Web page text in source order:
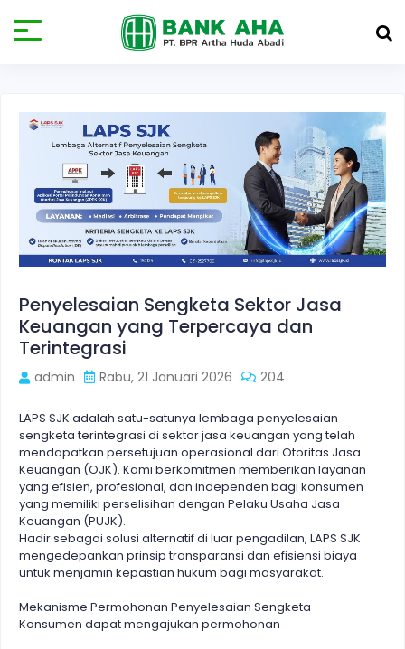
Penyelesaian Sengketa Sektor Jasa
Keuangan yang Terpercaya dan
Terintegrasi
admin Rabu, 21 Januari 2026 204
LAPS SJK adalah satu-satunya lembaga penyelesaian
sengketa terintegrasi di sektor jasa keuangan yang telah
mendapatkan persetujuan operasional dari Otoritas Jasa
Keuangan (OJK). Kami berkomitmen memberikan layanan
yang efisien, profesional, dan independen bagi konsumen
yang memiliki perselisihan dengan Pelaku Usaha Jasa
Keuangan (PUJK).
Hadir sebagai solusi alternatif di luar pengadilan, LAPS SJK
mengedepankan prinsip transparansi dan efisiensi biaya
untuk menjamin kepastian hukum bagi masyarakat.
Mekanisme Permohonan Penyelesaian Sengketa
Konsumen dapat mengajukan permohonan